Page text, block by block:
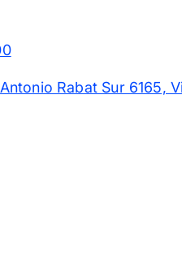
Rabat Sur 6165,